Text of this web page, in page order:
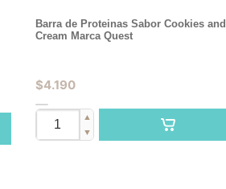
Barra de Proteinas Sabor Cookies and
Cream Marca Quest
$4.190
▲
▼